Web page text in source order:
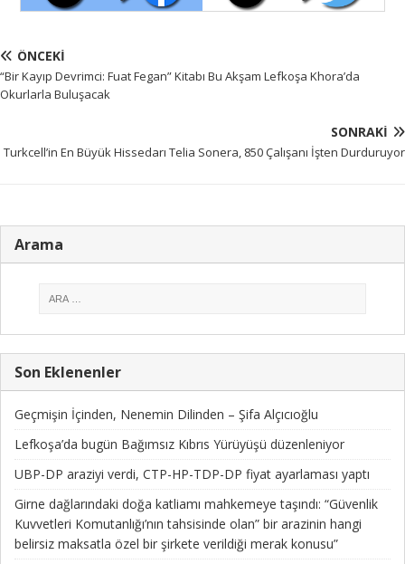
ÖNCEKI
“Bir Kayıp Devrimci: Fuat Fegan” Kitabı Bu Akşam Lefkoşa Khora’da
Okurlarla Buluşacak
SONRAKI
Turkcell’in En Büyük Hissedarı Telia Sonera, 850 Çalışanı İşten Durduruyor
Arama
Son Eklenenler
Geçmişin İçinden, Nenemin Dilinden – Şifa Alçıcıoğlu
Lefkoşa’da bugün Bağımsız Kıbrıs Yürüyüşü düzenleniyor
UBP-DP araziyi verdi, CTP-HP-TDP-DP fiyat ayarlaması yaptı
Girne dağlarındaki doğa katliamı mahkemeye taşındı: “Güvenlik
Kuvvetleri Komutanlığı’nın tahsisinde olan” bir arazinin hangi
belirsiz maksatla özel bir şirkete verildiği merak konusu”